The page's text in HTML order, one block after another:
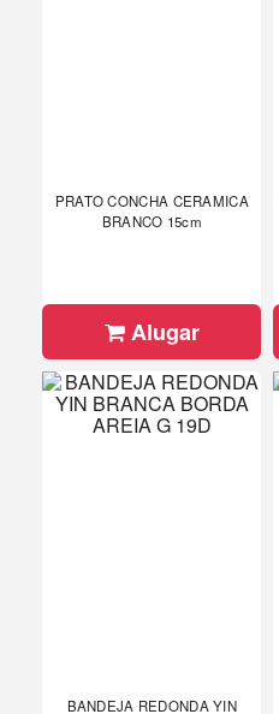
PRATO CONCHA CERAMICA
BRANCO 15cm
Alugar
BANDEJA REDONDA YIN